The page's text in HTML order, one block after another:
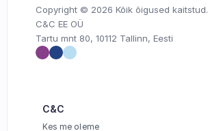
C&C
Kes me oleme
Copyright © 2026 Kõik õigused kaitstud.
C&C EE OÜ
Tartu mnt 80, 10112 Tallinn, Eesti